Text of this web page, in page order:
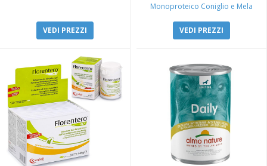
VEDI PREZZI
Monoproteico Coniglio e Mela
VEDI PREZZI